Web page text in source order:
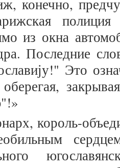
конечно,
полиция
из окна
Последние
Это
король-